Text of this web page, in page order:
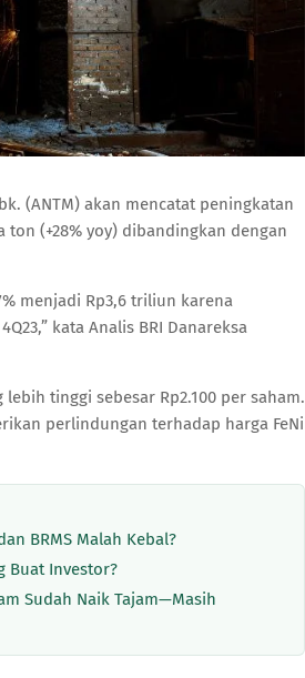
(ANTM) akan mencatat peningkatan
(+28% yoy) dibandingkan dengan
menjadi Rp3,6 triliun karena
kata Analis BRI Danareksa
tinggi sebesar Rp2.100 per saham.
perlindungan terhadap harga FeNi
BRMS Malah Kebal?
Buat Investor?
Sudah Naik Tajam—Masih